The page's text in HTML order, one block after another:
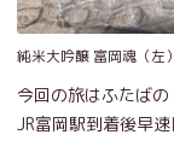
純米大吟醸 富岡魂（左
今回の旅はふたばの
JR富岡駅到着後早